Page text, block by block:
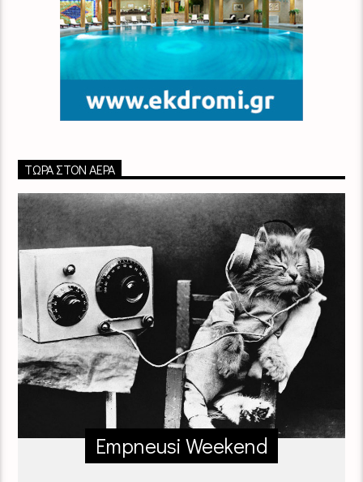
ΤΏΡΑ ΣΤΟΝ ΑΈΡΑ
Empneusi Weekend